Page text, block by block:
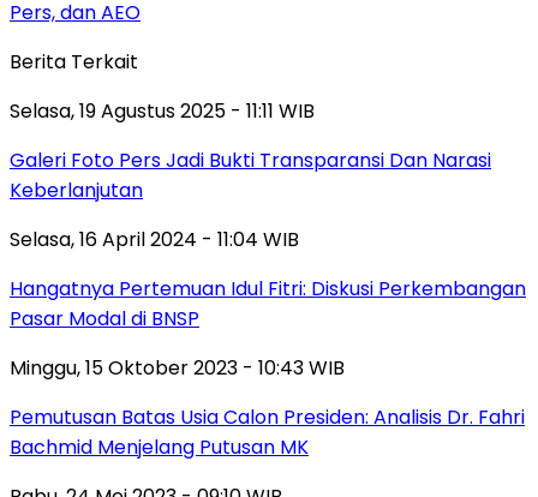
Pers, dan AEO
Berita Terkait
Selasa, 19 Agustus 2025 - 11:11 WIB
Galeri Foto Pers Jadi Bukti Transparansi Dan Narasi
Keberlanjutan
Selasa, 16 April 2024 - 11:04 WIB
Hangatnya Pertemuan Idul Fitri: Diskusi Perkembangan
Pasar Modal di BNSP
Minggu, 15 Oktober 2023 - 10:43 WIB
Pemutusan Batas Usia Calon Presiden: Analisis Dr. Fahri
Bachmid Menjelang Putusan MK